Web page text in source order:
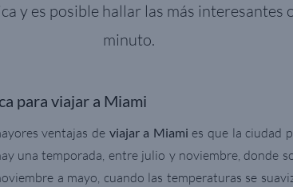
y es posible hallar las más
minuto.
para viajar a Miami
ventajas de viajar a Miami es que la ciudad
una temporada, entre julio y noviembre, donde
a mayo, cuando las temperaturas se